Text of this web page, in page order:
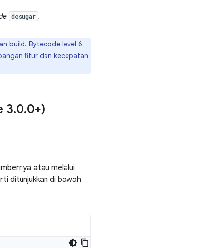
desugar .
build. Bytecode level 6
fitur dan kecepatan
3.0.0+)
atau melalui
ditunjukkan di bawah